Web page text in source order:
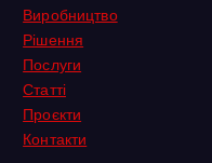
Виробництво
Рішення
Послуги
Статті
Проєкти
Контакти